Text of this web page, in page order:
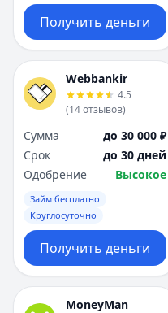
Получить деньги
Webbankir
4.5
(14отзывов)
Сумма
до 30 000 ₽
Срок
до 30 дней
Одобрение
Высокое
Займ бесплатно
Круглосуточно
Получить деньги
MoneyMan